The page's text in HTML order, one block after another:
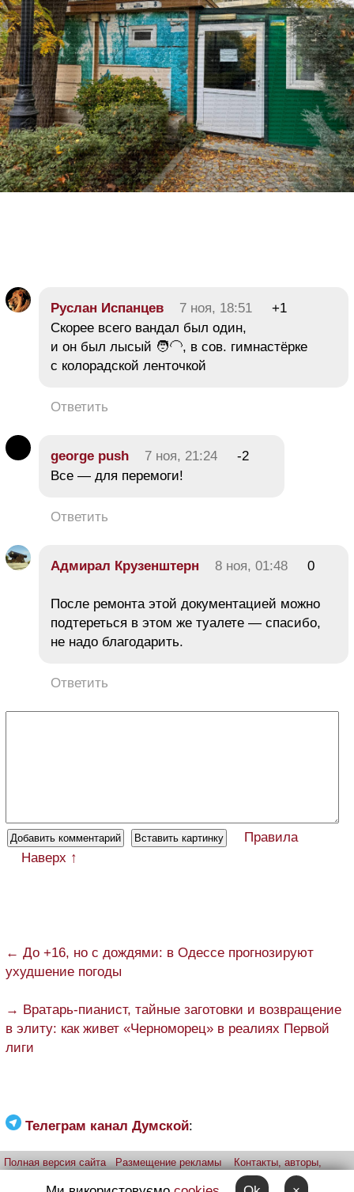
Руслан Испанцев 7 ноя, 18:51
+1
Скорее всего вандал был один,
и он был лысый 🧑‍🦲, в сов. гимнастёрке
с колорадской ленточкой
Ответить
george push 7 ноя, 21:24
-2
Все — для перемоги!
Ответить
Адмирал Крузенштерн 8 ноя, 01:48 0
После ремонта этой документацией можно
подтереться в этом же туалете — спасибо,
не надо благодарить.
Ответить
Правила
Наверх ↑
← До +16, но с дождями: в Одессе прогнозируют
ухудшение погоды
→ Вратарь-пианист, тайные заготовки и возвращение
в элиту: как живет «Черноморец» в реалиях Первой
лиги
Телеграм канал Думской:
Полная версия сайта Размещение рекламы
Контакты, авторы,
iPhone